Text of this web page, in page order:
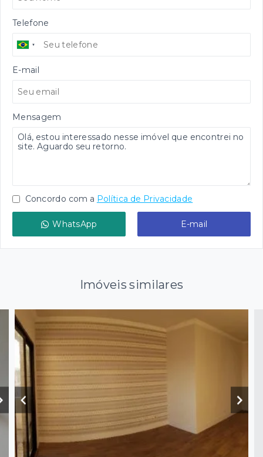
Telefone
E-mail
Mensagem
Concordo com a Política de Privacidade
WhatsApp E-mail
Imóveis similares